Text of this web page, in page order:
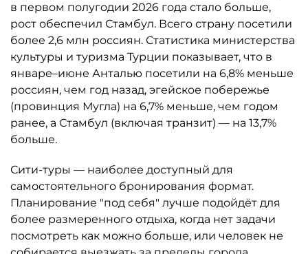
в первом полугодии 2026 года стало больше,
рост обеспечил Стамбул. Всего страну посетили
более 2,6 млн россиян. Статистика министерства
культуры и туризма Турции показывает, что в
январе–июне Анталью посетили на 6,8% меньше
россиян, чем год назад, эгейское побережье
(провинция Мугла) на 6,7% меньше, чем годом
ранее, а Стамбул (включая транзит) — на 13,7%
больше.
Сити-туры — наиболее доступный для
самостоятельного бронирования формат.
Планирование "под себя" лучше подойдёт для
более размеренного отдыха, когда нет задачи
посмотреть как можно больше, или человек не